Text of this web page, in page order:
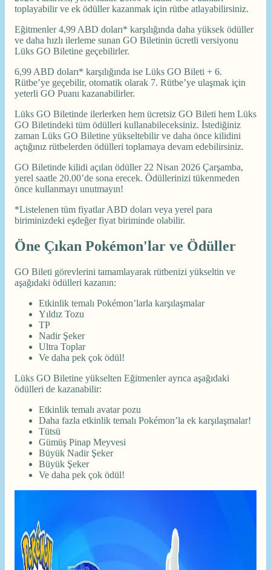
toplayabilir ve ek ödüller kazanmak için rütbe atlayabilirsiniz.
Eğitmenler 4,99 ABD doları* karşılığında daha yüksek ödüller
ve daha hızlı ilerleme sunan GO Biletinin ücretli versiyonu
Lüks GO Biletine geçebilirler.
6,99 ABD doları* karşılığında ise Lüks GO Bileti + 6.
Rütbe’ye geçebilir, otomatik olarak 7. Rütbe’ye ulaşmak için
yeterli GO Puanı kazanabilirler.
Lüks GO Biletinde ilerlerken hem ücretsiz GO Bileti hem Lüks
GO Biletindeki tüm ödülleri kullanabileceksiniz. İstediğiniz
zaman Lüks GO Biletine yükseltebilir ve daha önce kilidini
açtığınız rütbelerden ödülleri toplamaya devam edebilirsiniz.
GO Biletinde kilidi açılan ödüller 22 Nisan 2026 Çarşamba,
yerel saatle 20.00’de sona erecek. Ödüllerinizi tükenmeden
önce kullanmayı unutmayın!
*Listelenen tüm fiyatlar ABD doları veya yerel para
biriminizdeki eşdeğer fiyat biriminde olabilir.
Öne Çıkan Pokémon'lar ve Ödüller
GO Bileti görevlerini tamamlayarak rütbenizi yükseltin ve
aşağıdaki ödülleri kazanın:
Etkinlik temalı Pokémon’larla karşılaşmalar
Yıldız Tozu
TP
Nadir Şeker
Ultra Toplar
Ve daha pek çok ödül!
Lüks GO Biletine yükselten Eğitmenler ayrıca aşağıdaki
ödülleri de kazanabilir:
Etkinlik temalı avatar pozu
Daha fazla etkinlik temalı Pokémon’la ek karşılaşmalar!
Tütsü
Gümüş Pinap Meyvesi
Büyük Nadir Şeker
Büyük Şeker
Ve daha pek çok ödül!